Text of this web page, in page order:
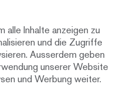
alle Inhalte anzeigen zu
und die Zugriffe
Ausserdem geben
unserer Website
und Werbung weiter.